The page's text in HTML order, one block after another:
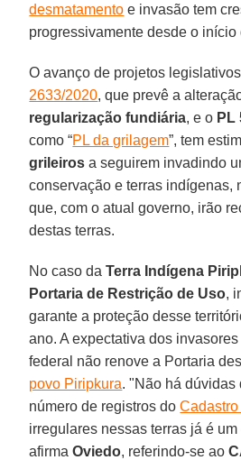
desmatamento e invasão tem
progressivamente desde o início
O avanço de projetos
2633/2020, que prevê a
regularização fundiária, e o PL
como “PL da grilagem”, tem
grileiros a seguirem invadindo
conservação e terras indígenas,
que, com o atual governo, irão
destas terras.
No caso daTerra Indígena
Portaria de Restrição de Uso,
garante a proteção desse
ano. A expectativa dos
federal não renove a Portaria
povo Piripkura. "Não há dúvidas
número de registros doCadastro
irregulares nessas terras já é um
afirmaOviedo, referindo-se ao